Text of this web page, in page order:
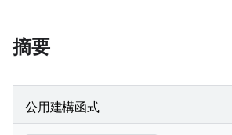
摘要
公用建構函式